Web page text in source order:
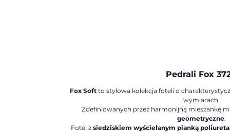
Pedrali Fox
Fox Soft to stylowa kolekcja foteli o
wymiarach.
Zdefiniowanych przez harmonijną mieszankę
geometryczne.
Fotel z siedziskiem wyściełanym pianką